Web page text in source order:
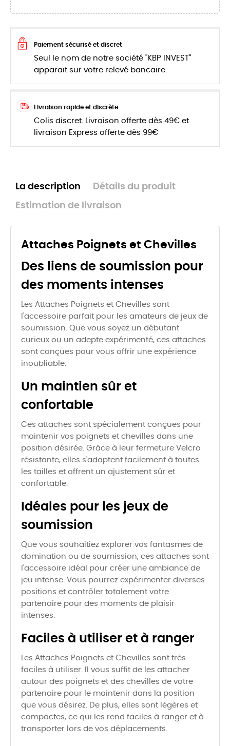
Paiement sécurisé et discret
Seul le nom de notre société "KBP INVEST"
apparait sur votre relevé bancaire.
Livraison rapide et discrète
Colis discret. Livraison offerte dès 49€ et
livraison Express offerte dès 99€
La description Détails du produit
Estimation de livraison
Attaches Poignets et Chevilles
Des liens de soumission pour
des moments intenses
Les Attaches Poignets et Chevilles sont
l'accessoire parfait pour les amateurs de jeux de
soumission. Que vous soyez un débutant
curieux ou un adepte expérimenté, ces attaches
sont conçues pour vous offrir une expérience
inoubliable.
Un maintien sûr et
confortable
Ces attaches sont spécialement conçues pour
maintenir vos poignets et chevilles dans une
position désirée. Grâce à leur fermeture Velcro
résistante, elles s'adaptent facilement à toutes
les tailles et offrent un ajustement sûr et
confortable.
Idéales pour les jeux de
soumission
Que vous souhaitiez explorer vos fantasmes de
domination ou de soumission, ces attaches sont
l'accessoire idéal pour créer une ambiance de
jeu intense. Vous pourrez expérimenter diverses
positions et contrôler totalement votre
partenaire pour des moments de plaisir
intenses.
Faciles à utiliser et à ranger
Les Attaches Poignets et Chevilles sont très
faciles à utiliser. Il vous suffit de les attacher
autour des poignets et des chevilles de votre
partenaire pour le maintenir dans la position
que vous désirez. De plus, elles sont légères et
compactes, ce qui les rend faciles à ranger et à
transporter lors de vos déplacements.